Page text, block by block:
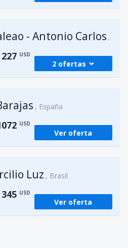
Río de Janeiro Galeao - Antonio Carlos Jobim
227 USD
2 ofertas
USD
Silvio Pettirossi (ASU)
USD
España
USD
Ver oferta
Luz Brasil
345 USD
Ver oferta